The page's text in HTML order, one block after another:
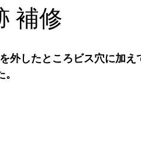
補修
外したところビス穴に加え